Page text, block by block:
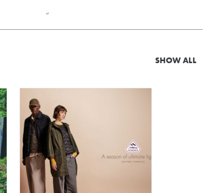
SHOW ALL